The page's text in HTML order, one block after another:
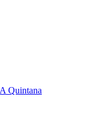
Quintana